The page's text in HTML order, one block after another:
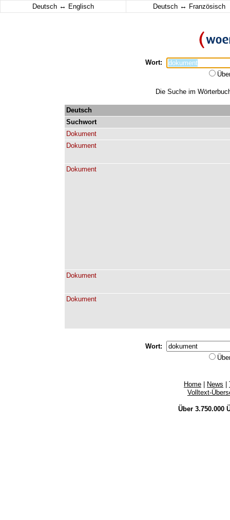
Deutsch ↔ Englisch Deutsch ↔ Französisch
Wort:
Die Suche im
Deutsch
Suchwort
Dokument
Dokument
Dokument
Dokument
Dokument
Wort:
Home News
Volltext-
Über 3.750.000